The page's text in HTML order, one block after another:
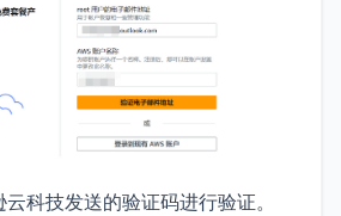
科技发送的验证码进行验证。